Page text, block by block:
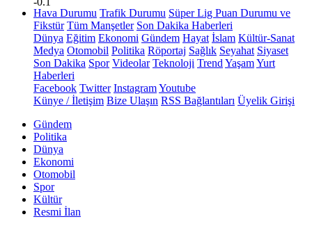
Hava Durumu Trafik Durumu Süper Lig Puan Durumu ve
Fikstür Tüm Manşetler Son Dakika Haberleri
Dünya Eğitim Ekonomi Gündem Hayat İslam Kültür-Sanat
Medya Otomobil Politika Röportaj Sağlık Seyahat Siyaset
Son Dakika Spor Videolar Teknoloji Trend YaşamYurt
Haberleri
Facebook Twitter InstagramYoutube
Künye / İletişim Bize Ulaşın RSS Bağlantıları Üyelik Girişi
Gündem
Politika
Dünya
Ekonomi
Otomobil
Spor
Kültür
Resmi İlan